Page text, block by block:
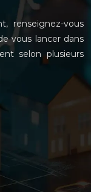
renseignez-vous
vous lancer dans
selon plusieurs